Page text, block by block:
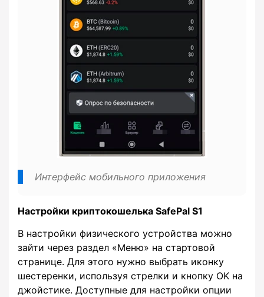
Интерфейс мобильного приложения
Настройки криптокошелька SafePal S1
В настройки физического устройства можно
зайти через раздел «Меню» на стартовой
странице. Для этого нужно выбрать иконку
шестеренки, используя стрелки и кнопку OK на
джойстике. Доступные для настройки опции